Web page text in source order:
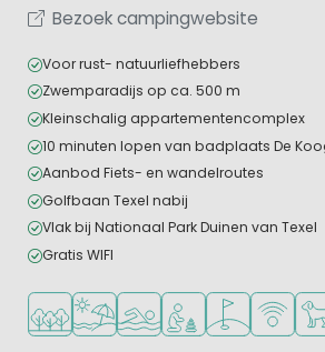
Bezoek campingwebsite
Voor rust- natuurliefhebbers
Zwemparadijs op ca. 500 m
Kleinschalig appartementencomplex
10 minuten lopen van badplaats De
Aanbod Fiets- en wandelroutes
Golfbaan Texel nabij
Vlak bij Nationaal Park Duinen van Texel
Gratis WIFI
Ligt in een bosrijke omgeving
Ligt bij strand en zee
Openlucht zwembad
Aanbevolen voor
Golfbaan in de
WiFi